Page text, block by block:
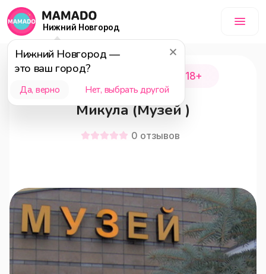
Нижний Новгород
Нижний Новгород —
это ваш город?
Да, верно Нет, выбрать другой
Нижний Новгород 18+
Микула (Музей )
0 отзывов